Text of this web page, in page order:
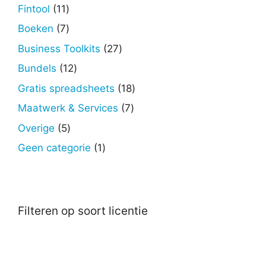
Fintool 1111
producten
Boeken 77
producten
Business Toolkits 2727
Bundels 1212
producten
Gratis spreadsheets 1818
producten
Maatwerk & Services 77
Overige 55
producten
Geen categorie 11
Filteren op soort licentie